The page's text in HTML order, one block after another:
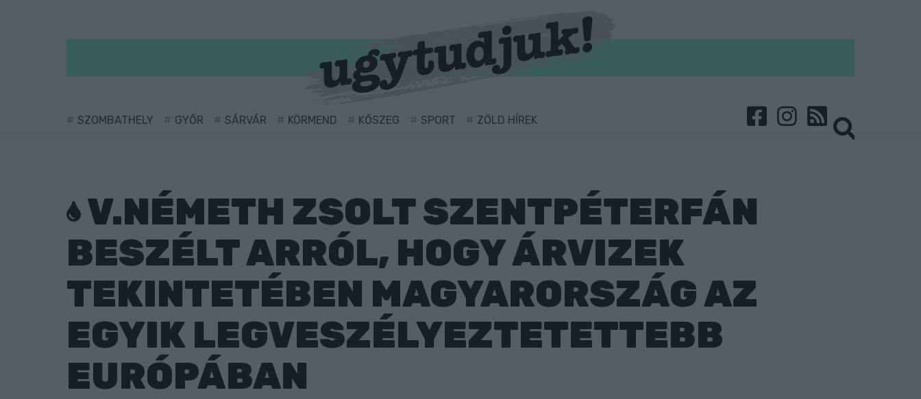
SZOMBATHELY GYŐR SÁRVÁR KÖRMEND KŐSZEG SPORT ZÖLD HÍREK
V.NÉMETH ZSOLT SZENTPÉTERFÁN
BESZÉLT ARRÓL, HOGY ÁRVIZEK
TEKINTETÉBEN MAGYARORSZÁG AZ
EGYIK LEGVESZÉLYEZTETETTEBB
EURÓPÁBAN